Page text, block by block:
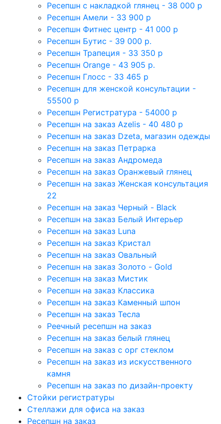
Ресепшн с накладкой глянец - 38 000 р
Ресепшн Амели - 33 900 р
Ресепшн Фитнес центр - 41 000 р
Ресепшн Бутис - 39 000 р.
Ресепшн Трапеция - 33 350 р
Ресепшн Orange - 43 905 р.
Ресепшн Глосс - 33 465 р
Ресепшн для женской консультации -
55500 р
Ресепшн Регистратура - 54000 р
Ресепшн на заказ Azelis - 40 480 р
Ресепшн на заказ Dzeta, магазин одежды
Ресепшн на заказ Петрарка
Ресепшн на заказ Андромеда
Ресепшн на заказ Оранжевый глянец
Ресепшн на заказ Женская консультация
22
Ресепшн на заказ Черный - Black
Ресепшн на заказ Белый Интерьер
Ресепшн на заказ Luna
Ресепшн на заказ Кристал
Ресепшн на заказ Овальный
Ресепшн на заказ Золото - Gold
Ресепшн на заказ Мистик
Ресепшн на заказ Классика
Ресепшн на заказ Каменный шпон
Ресепшн на заказ Тесла
Реечный ресепшн на заказ
Ресепшн на заказ белый глянец
Ресепшн на заказ с орг стеклом
Ресепшн на заказ из искусственного
камня
Ресепшн на заказ по дизайн-проекту
Стойки регистратуры
Стеллажи для офиса на заказ
Ресепшн на заказ